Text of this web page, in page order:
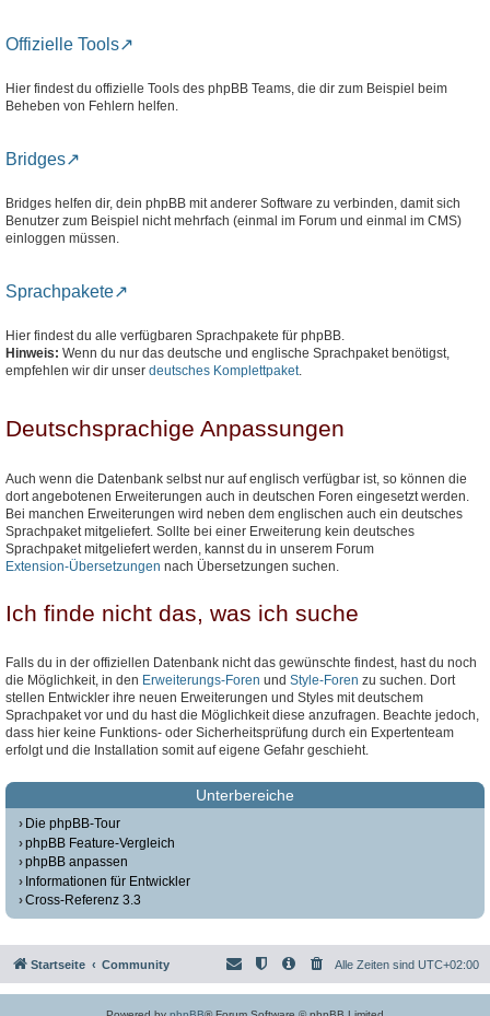
Offizielle Tools
Hier findest du offizielle Tools des phpBB Teams, die dir zum Beispiel beim
Beheben von Fehlern helfen.
Bridges
Bridges helfen dir, dein phpBB mit anderer Software zu verbinden, damit sich
Benutzer zum Beispiel nicht mehrfach (einmal im Forum und einmal im CMS)
einloggen müssen.
Sprachpakete
Hier findest du alle verfügbaren Sprachpakete für phpBB.
Hinweis: Wenn du nur das deutsche und englische Sprachpaket benötigst,
empfehlen wir dir unser deutsches Komplettpaket.
Deutschsprachige Anpassungen
Auch wenn die Datenbank selbst nur auf englisch verfügbar ist, so können die
dort angebotenen Erweiterungen auch in deutschen Foren eingesetzt werden.
Bei manchen Erweiterungen wird neben dem englischen auch ein deutsches
Sprachpaket mitgeliefert. Sollte bei einer Erweiterung kein deutsches
Sprachpaket mitgeliefert werden, kannst du in unserem Forum
Extension-Übersetzungen nach Übersetzungen suchen.
Ich finde nicht das, was ich suche
Falls du in der offiziellen Datenbank nicht das gewünschte findest, hast du noch
die Möglichkeit, in den Erweiterungs-Foren und Style-Foren zu suchen. Dort
stellen Entwickler ihre neuen Erweiterungen und Styles mit deutschem
Sprachpaket vor und du hast die Möglichkeit diese anzufragen. Beachte jedoch,
dass hier keine Funktions- oder Sicherheitsprüfung durch ein Expertenteam
erfolgt und die Installation somit auf eigene Gefahr geschieht.
Unterbereiche
Die phpBB-Tour
phpBB Feature-Vergleich
phpBB anpassen
Informationen für Entwickler
Cross-Referenz 3.3
Startseite Community Alle Zeiten sind UTC+02:00